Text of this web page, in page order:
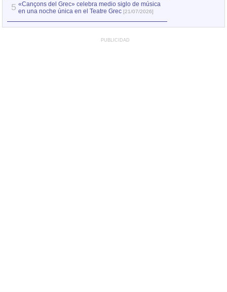
5 «Cançons del Grec» celebra medio siglo de música
en una noche única en el Teatre Grec [21/07/2026]
PUBLICIDAD